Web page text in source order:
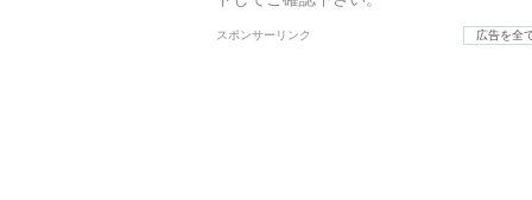
スポンサーリンク 広告を全